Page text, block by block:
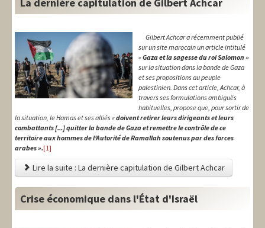
La dernière capitulation de Gilbert Achcar
Gilbert Achcar a récemment publié
sur un site marocain un article intitulé
«Gaza et la sagesse du roi Salomon »
sur la situation dans la bande de Gaza
et ses propositions au peuple
palestinien. Dans cet article, Achcar, à
travers ses formulations ambiguës
habituelles, propose que, pour sortir de
la situation, le Hamas et ses alliés «doivent retirer leurs dirigeants et leurs
combattants [...] quitter la bande de Gaza et remettre le contrôle de ce
territoire aux hommes de l'Autorité de Ramallah soutenus par des forces
arabes ».[1]
Lire la suite : La dernière capitulation de Gilbert Achcar
Crise économique dans l'État d'Israël